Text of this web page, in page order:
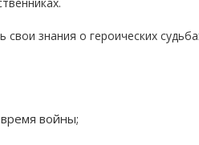
знания о героических
войны;